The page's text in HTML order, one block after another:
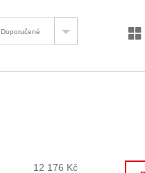
Doporučené TOGGLE DROPDOWN
12 176 Kč